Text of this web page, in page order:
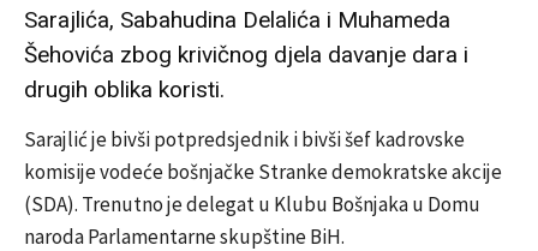
Sarajlića, Sabahudina Delalića i Muhameda
Šehovića zbog krivičnog djela davanje dara i
drugih oblika koristi.
Sarajlić je bivši potpredsjednik i bivši šef kadrovske
komisije vodeće bošnjačke Stranke demokratske akcije
(SDA). Trenutno je delegat u Klubu Bošnjaka u Domu
naroda Parlamentarne skupštine BiH.